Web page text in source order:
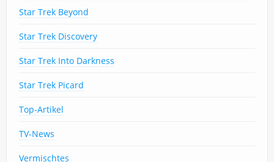
Star Trek Beyond
Star Trek Discovery
Star Trek Into Darkness
Star Trek Picard
Top-Artikel
TV-News
Vermischtes